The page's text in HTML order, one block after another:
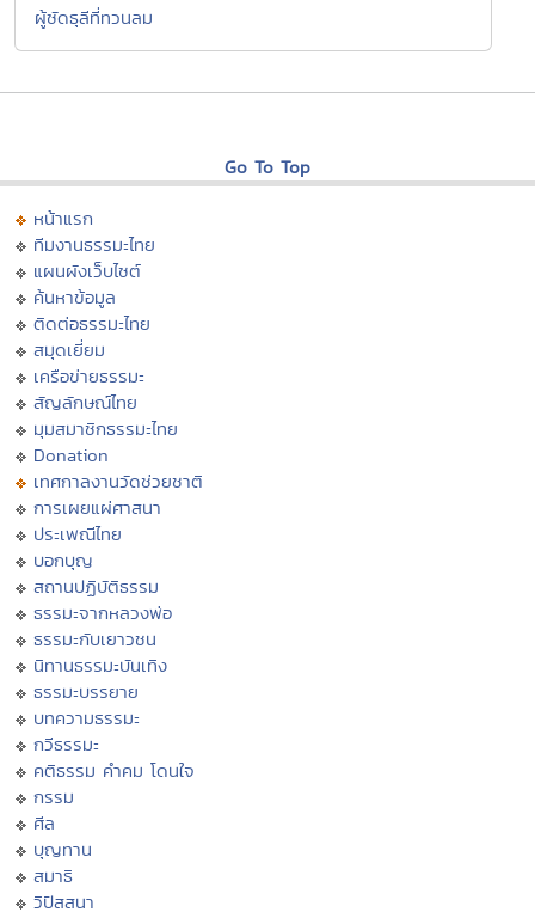
ผู้ซัดธุลีที่ทวนลม
Go To Top
หน้าแรก
ทีมงานธรรมะไทย
แผนผังเว็บไซต์
ค้นหาข้อมูล
ติดต่อธรรมะไทย
สมุดเยี่ยม
เครือข่ายธรรมะ
สัญลักษณ์ไทย
มุมสมาชิกธรรมะไทย
Donation
เทศกาลงานวัดช่วยชาติ
การเผยแผ่ศาสนา
ประเพณีไทย
บอกบุญ
สถานปฏิบัติธรรม
ธรรมะจากหลวงพ่อ
ธรรมะกับเยาวชน
นิทานธรรมะบันเทิง
ธรรมะบรรยาย
บทความธรรมะ
กวีธรรมะ
คติธรรม คำคม โดนใจ
กรรม
ศีล
บุญทาน
สมาธิ
วิปัสสนา